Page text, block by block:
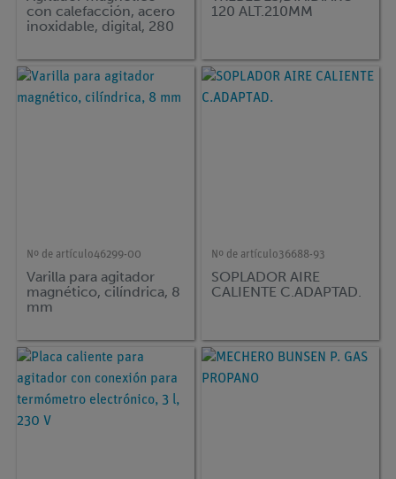
con calefacción, acero
inoxidable, digital, 280
120 ALT.210MM
Nº de artículo46299-00
Varilla para agitador
magnético, cilíndrica, 8
mm
Nº de artículo36688-93
SOPLADOR AIRE
CALIENTE C.ADAPTAD.